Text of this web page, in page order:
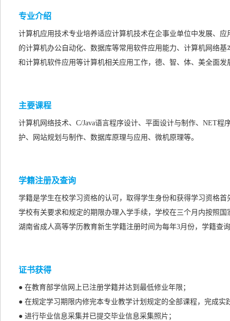
专业介绍
计算机应用技术专业培养适应计算机技术在企事业单位中发展、
的计算机办公自动化、数据库等常用软件应用能力、计算机网络
和计算机软件应用等计算机相关应用工作，德、智、体、美全面
主要课程
计算机网络技术、C/Java语言程序设计、平面设计与制作、NET
护、网站规划与制作、数据库原理与应用、微机原理等。
学籍注册及查询
学籍是学生在校学习资格的认可，取得学生身份和获得学习资格
学校有关要求和规定的期限办理入学手续，学校在三个月内按照
湖南省成人高等学历教育新生学籍注册时间为每年3月份，学籍查
证书获得
● 在教育部学信网上已注册学籍并达到最低修业年限；
● 在规定学习期限内修完本专业教学计划规定的全部课程，完成
● 进行毕业信息采集并已提交毕业信息采集照片；